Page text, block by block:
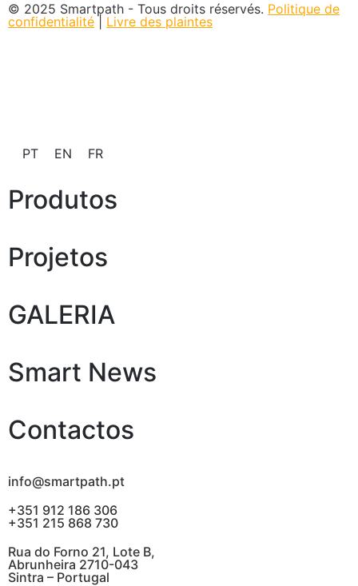
© 2025 Smartpath - Tous droits réservés. Politique de
confidentialité | Livre des plaintes
PT EN FR
Produtos
Projetos
GALERIA
Smart News
Contactos
info@smartpath.pt
+351 912 186 306
+351 215 868 730
Rua do Forno 21, Lote B,
Abrunheira 2710-043
Sintra – Portugal